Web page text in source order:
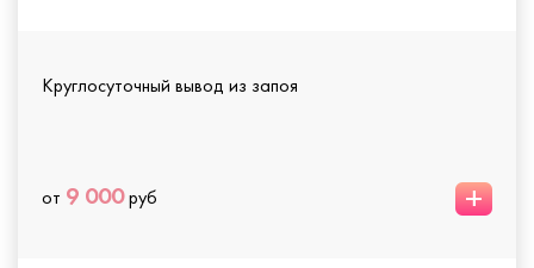
Круглосуточный вывод из запоя
от 9 000руб +